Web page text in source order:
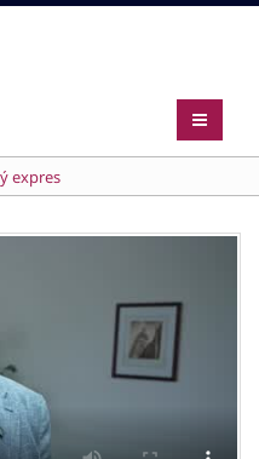
expres